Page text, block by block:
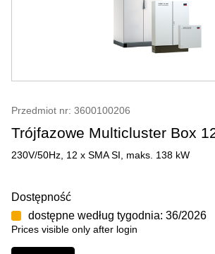
Przedmiot nr: 3600100206
Trójfazowe Multicluster Box
230V/50Hz, 12 x SMA SI, maks. 138 kW
Dostępność
dostępne według tygodnia: 36/2026
Prices visible only after login